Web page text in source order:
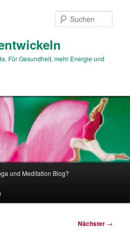
Für Gesundheit, mehr Energie und
und Meditation Blog?
Nächster →